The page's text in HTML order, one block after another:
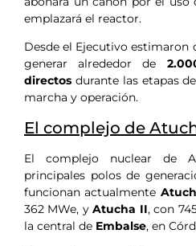
emplazará el reactor.
Desde el Ejecutivo
generar alrededor de
directos durante las etapas
marcha y operación.
El complejo de
El complejo nuclear de
principales polos de
funcionan actualmente
362 MWe, yAtucha II, con
la central de Embalse, en